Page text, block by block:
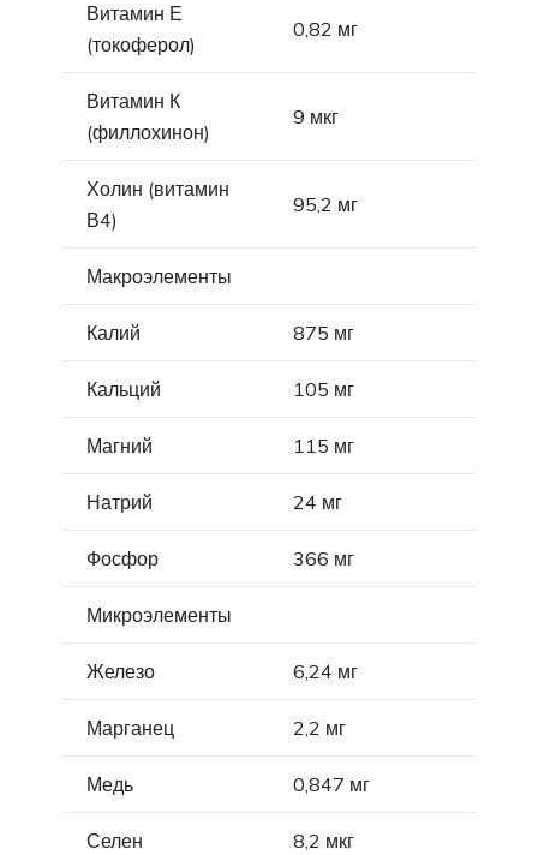
Витамин Е
(токоферол)
0,82 мг
Витамин К
(филлохинон)
9 мкг
Холин (витамин
В4)
95,2 мг
Макроэлементы
Калий 875 мг
Кальций 105 мг
Магний 115 мг
Натрий 24 мг
Фосфор 366 мг
Микроэлементы
Железо 6,24 мг
Марганец 2,2 мг
Медь 0,847 мг
Селен 8,2 мкг